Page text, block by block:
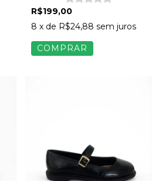
R$199,00
8 x de R$24,88 sem juros
COMPRAR